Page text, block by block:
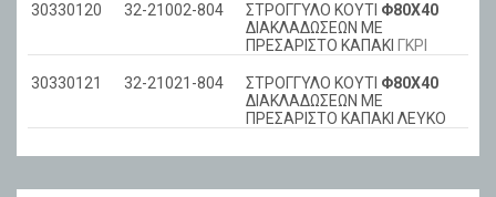
30330120 32-21002-804 ΣΤΡΟΓΓΥΛΟ ΚΟΥΤΙ Φ80Χ40
ΔΙΑΚΛΑΔΩΣΕΩΝ ΜΕ
ΠΡΕΣΑΡΙΣΤΟ ΚΑΠΑΚΙ ΓΚΡΙ
30330121 32-21021-804 ΣΤΡΟΓΓΥΛΟ ΚΟΥΤΙ Φ80Χ40
ΔΙΑΚΛΑΔΩΣΕΩΝ ΜΕ
ΠΡΕΣΑΡΙΣΤΟ ΚΑΠΑΚΙ ΛΕΥΚΟ